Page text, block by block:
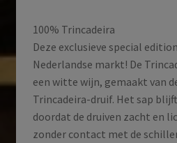
100% Trincadeira
Deze exclusieve special
Nederlandse markt! De
een witte wijn, gemaakt van
Trincadeira-druif. Het sap
doordat de druiven zacht en
zonder contact met de